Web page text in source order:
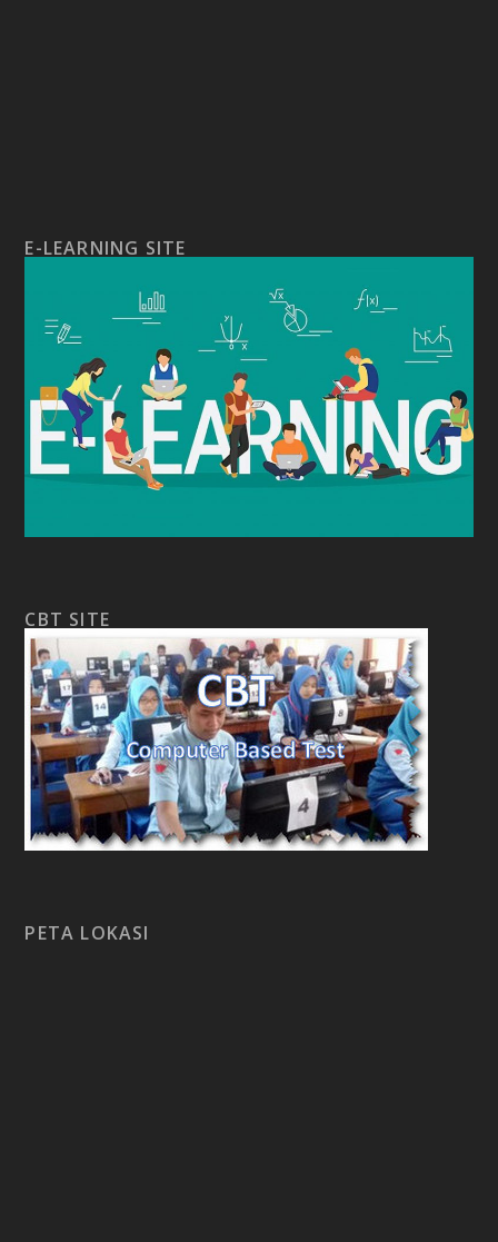
E-LEARNING SITE
CBT SITE
PETA LOKASI